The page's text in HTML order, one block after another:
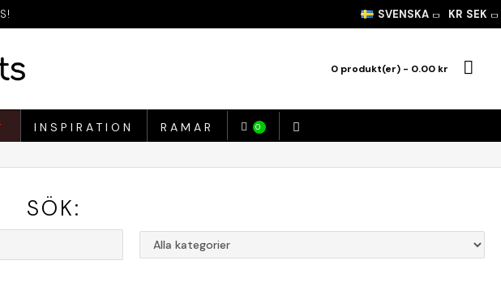
SVENSKA KR SEK
0 produkt(er) - 0.00 kr
INSPIRATION RAMAR 0
SÖK: